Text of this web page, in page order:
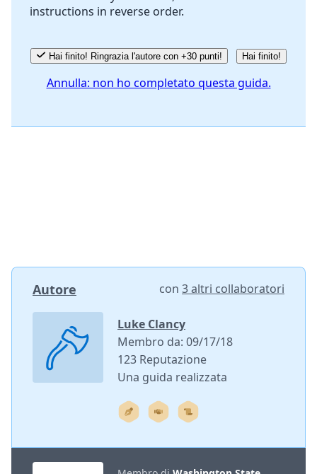
Annulla
instructions in reverse order.
Hai finito! Ringrazia l'autore con +30 punti! Hai finito!
Annulla: non ho completato questa guida.
Autore con 3 altri collaboratori
Luke Clancy
Membro da: 09/17/18
123 Reputazione
Una guida realizzata